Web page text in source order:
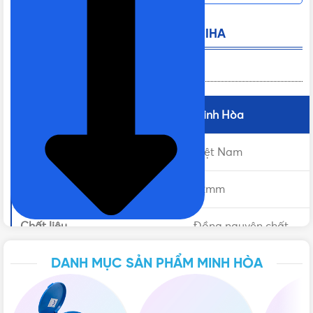
Van Cửa Đồng Minh Hòa Phi 42 MIHA
Minh Hòa
Sản xuất tại Việt Nam
Đường kính ren 42mm
Chất liệu Đồng nguyên chất
Tiêu chuẩn sản xuất BS 5154:1991
Áp lực làm việc
DANH MỤC SẢN PHẨM MINH HÒA